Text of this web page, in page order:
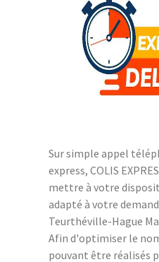
Sur simple appel
express, COLIS
mettre à votre
adapté à votre
Teurthéville-Hague
Afin d'optimiser le
pouvant être réalisés